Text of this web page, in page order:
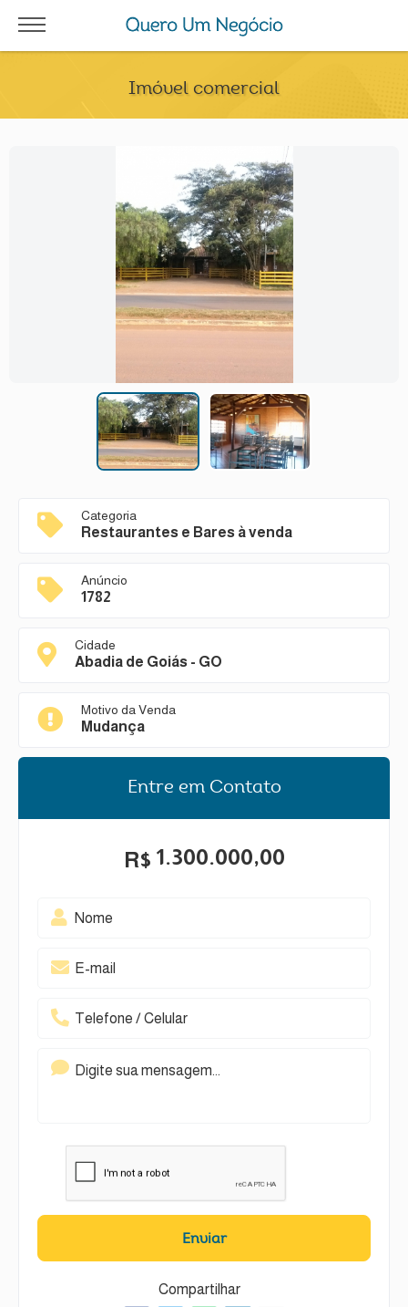
Imóvel comercial
Categoria
Restaurantes e Bares à venda
Anúncio
1782
Cidade
Abadia de Goiás - GO
Motivo da Venda
Mudança
Entre em Contato
R$ 1.300.000,00
Enviar
Compartilhar